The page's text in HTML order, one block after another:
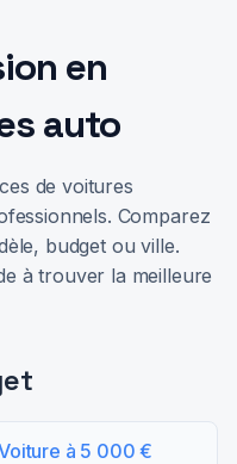
en
auto
de voitures
Comparez
budget ou ville.
à trouver la meilleure
à 5 000 €